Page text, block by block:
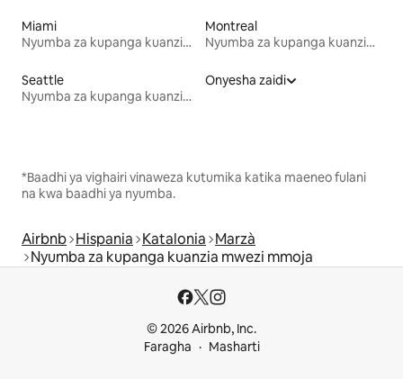
Miami
Nyumba za kupanga kuanzia mwezi mmoja
Montreal
Nyumba za kupanga kuanzia mwezi mmoja
Seattle
Nyumba za kupanga kuanzia mwezi mmoja
Onyesha zaidi
*Baadhi ya vighairi vinaweza kutumika katika maeneo fulani
na kwa baadhi ya nyumba.
Airbnb Hispania Katalonia Marzà
Nyumba za kupanga kuanzia mwezi mmoja
© 2026 Airbnb, Inc.
Faragha
Masharti